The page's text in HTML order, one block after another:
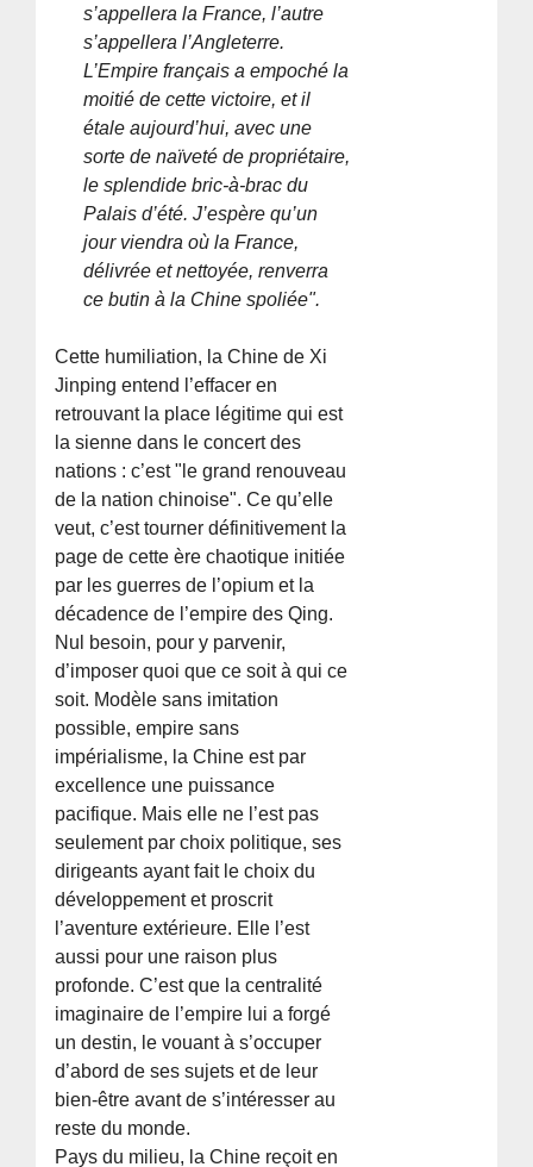
s’appellera la France, l’autre
s’appellera l’Angleterre.
L’Empire français a empoché la
moitié de cette victoire, et il
étale aujourd’hui, avec une
sorte de naïveté de propriétaire,
le splendide bric-à-brac du
Palais d’été. J’espère qu’un
jour viendra où la France,
délivrée et nettoyée, renverra
ce butin à la Chine spoliée".
Cette humiliation, la Chine de Xi
Jinping entend l’effacer en
retrouvant la place légitime qui est
la sienne dans le concert des
nations : c’est "le grand renouveau
de la nation chinoise". Ce qu’elle
veut, c’est tourner définitivement la
page de cette ère chaotique initiée
par les guerres de l’opium et la
décadence de l’empire des Qing.
Nul besoin, pour y parvenir,
d’imposer quoi que ce soit à qui ce
soit. Modèle sans imitation
possible, empire sans
impérialisme, la Chine est par
excellence une puissance
pacifique. Mais elle ne l’est pas
seulement par choix politique, ses
dirigeants ayant fait le choix du
développement et proscrit
l’aventure extérieure. Elle l’est
aussi pour une raison plus
profonde. C’est que la centralité
imaginaire de l’empire lui a forgé
un destin, le vouant à s’occuper
d’abord de ses sujets et de leur
bien-être avant de s’intéresser au
reste du monde.
Pays du milieu, la Chine reçoit en